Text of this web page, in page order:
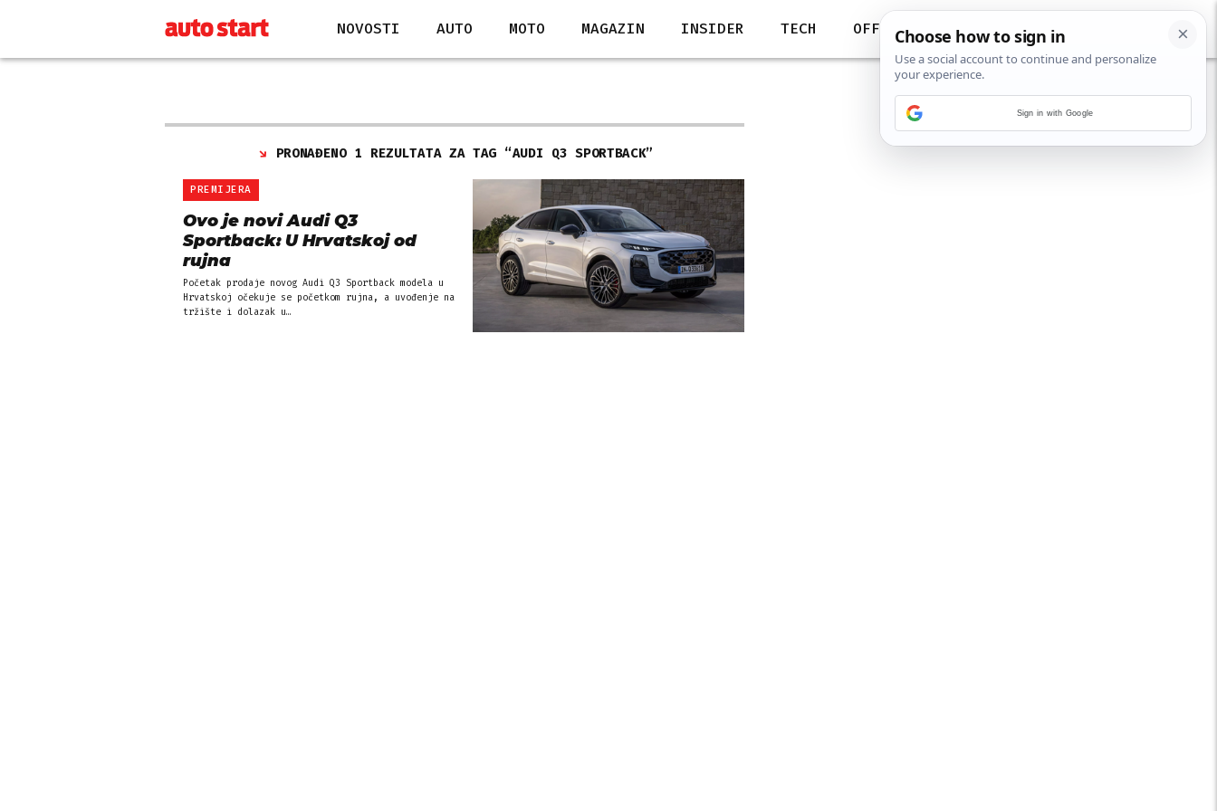
NOVOSTI AUTO MOTO MAGAZIN INSIDER TECH OFF
PRONAĐENO 1 REZULTATA ZA TAG “AUDI Q3 SPORTBACK”
PREMIJERA
Ovo je novi Audi Q3
Sportback: U Hrvatskoj od
rujna
Početak prodaje novog Audi Q3 Sportback modela u
Hrvatskoj očekuje se početkom rujna, a uvođenje na
tržište i dolazak u…
Sign in with Google